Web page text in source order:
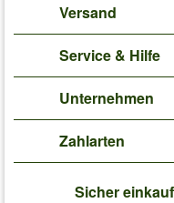
Versand
Service & Hilfe
Unternehmen
Zahlarten
Sicher